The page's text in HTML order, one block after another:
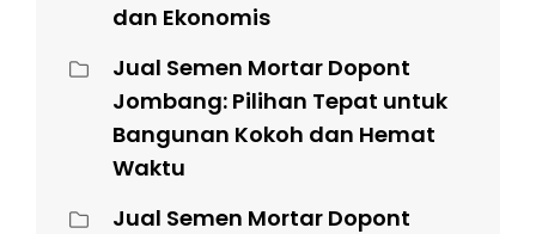
dan Ekonomis
Jual Semen Mortar Dopont
Jombang: Pilihan Tepat untuk
Bangunan Kokoh dan Hemat
Waktu
Jual Semen Mortar Dopont